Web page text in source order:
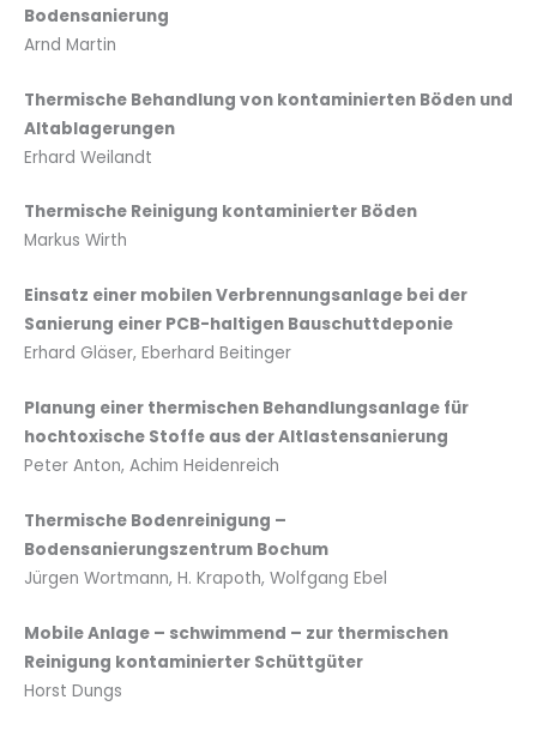
Bodensanierung
Arnd Martin
Thermische Behandlung von kontaminierten Böden und
Altablagerungen
Erhard Weilandt
Thermische Reinigung kontaminierter Böden
Markus Wirth
Einsatz einer mobilen Verbrennungsanlage bei der
Sanierung einer PCB-haltigen Bauschuttdeponie
Erhard Gläser, Eberhard Beitinger
Planung einer thermischen Behandlungsanlage für
hochtoxische Stoffe aus der Altlastensanierung
Peter Anton, Achim Heidenreich
Thermische Bodenreinigung –
Bodensanierungszentrum Bochum
Jürgen Wortmann, H. Krapoth, Wolfgang Ebel
Mobile Anlage – schwimmend – zur thermischen
Reinigung kontaminierter Schüttgüter
Horst Dungs